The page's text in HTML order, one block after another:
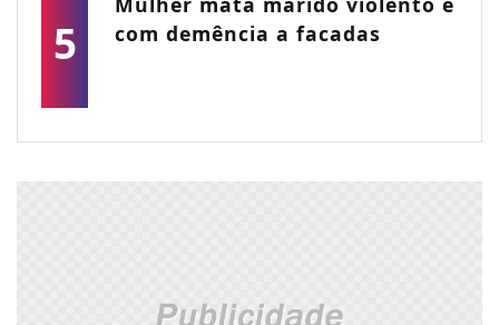
5
com demência a facadas